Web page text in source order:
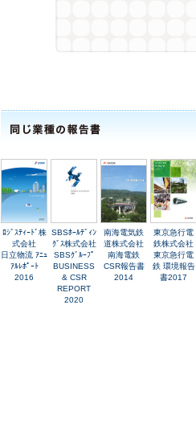
ﾛｼﾞｽﾃｨｰﾄﾞ株
式会社
日立物流 ｱﾆｭ
ｱﾙﾚﾎﾟｰﾄ
2016
SBSﾎｰﾙﾃﾞｨﾝ
ｸﾞｽ株式会社
SBSｸﾞﾙｰﾌﾟ
BUSINESS
& CSR
REPORT
2020
南海電気鉄
道株式会社
南海電鉄
CSR報告書
2014
東京急行電
鉄株式会社
東京急行電
鉄 環境報告
書2017